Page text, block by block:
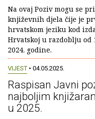
Na ovaj Poziv mogu se
književnih djela čije je
hrvatskom jeziku kod
Hrvatskoj u razdoblju od
2024. godine.
VIJEST • 04.05.2025.
Raspisan Javni
najboljim
u 2025.